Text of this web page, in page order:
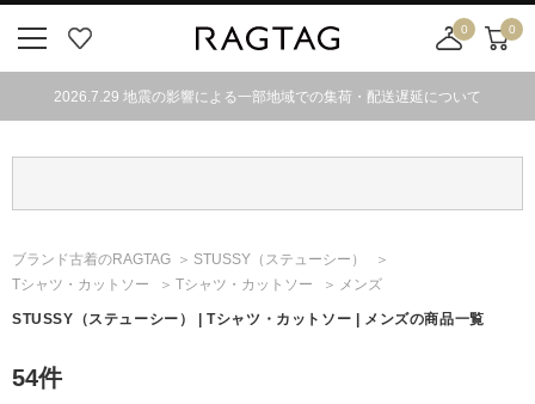
気
0
舗
カ
0
2026.7.29 地震の影響による一部地域での集荷・配送遅延について
ブランド古着のRAGTAG STUSSY （ステューシー）
Tシャツ・カットソー
Tシャツ・カットソー メンズ
STUSSY （ステューシー） | Tシャツ・カットソー | メンズの商品一覧
54件